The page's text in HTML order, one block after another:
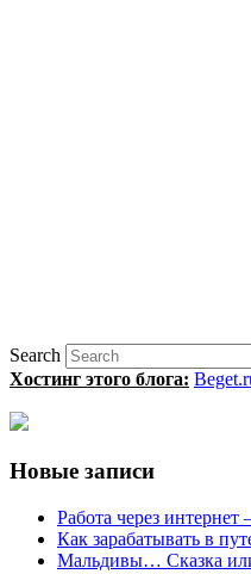
Search
Хостинг этого блога:
Новые записи
Работа через
Как зарабатывать в
Мальдивы… Сказка